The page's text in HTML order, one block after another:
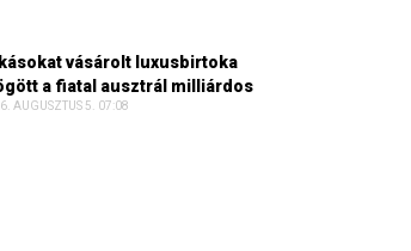
vásárolt luxusbirtoka
a fiatal ausztrál milliárdos
AUGUSZTUS 5. 07:08